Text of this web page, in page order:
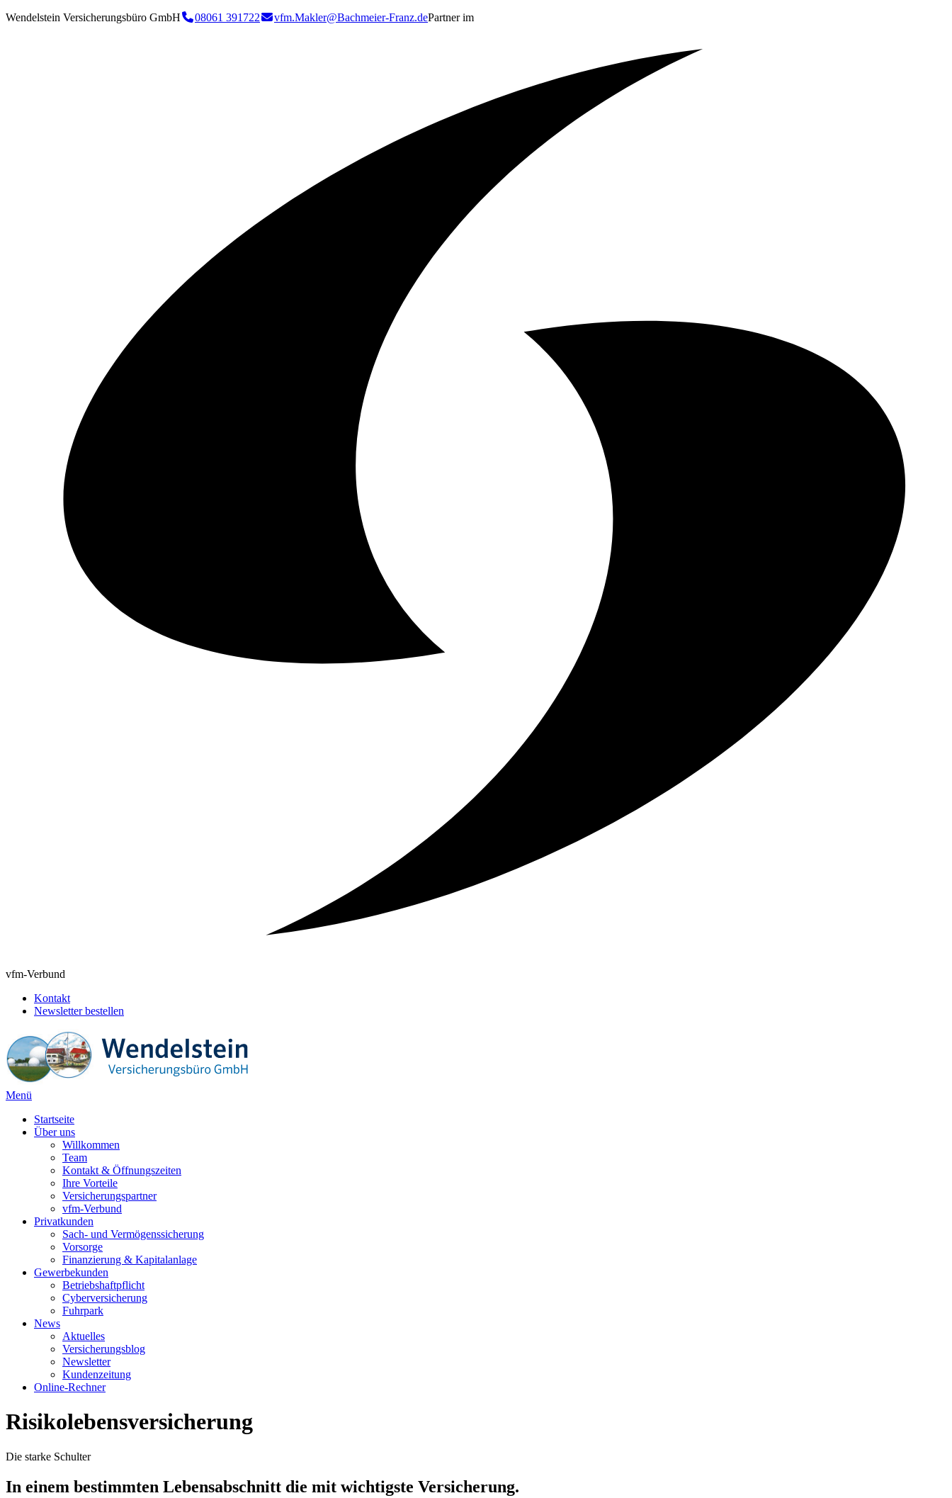
Wendelstein Versicherungsbüro GmbH 08061 391722 vfm.Makler@Bachmeier-Franz.dePartner im
vfm-Verbund
Kontakt
Newsletter bestellen
Menü
Startseite
Über uns
Willkommen
Team
Kontakt & Öffnungszeiten
Ihre Vorteile
Versicherungspartner
vfm-Verbund
Privatkunden
Sach- und Vermögenssicherung
Vorsorge
Finanzierung & Kapitalanlage
Gewerbekunden
Betriebshaftpflicht
Cyberversicherung
Fuhrpark
News
Aktuelles
Versicherungsblog
Newsletter
Kundenzeitung
Online-Rechner
Risikolebensversicherung
Die starke Schulter
In einem bestimmten Lebensabschnitt die mit wichtigste Versicherung.